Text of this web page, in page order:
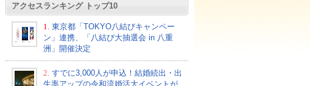
アクセスランキング トップ10
1.
東京都「TOKYO八結びキャンペー
ン」連携、「八結び大抽選会 in 八重
洲」開催決定
2. すでに3,000人が申込！結婚続出・出
生率アップの令和流婚活大イベントが